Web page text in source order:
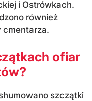
i Ostrówkach.
również
cmentarza.
ofiar
szczątki